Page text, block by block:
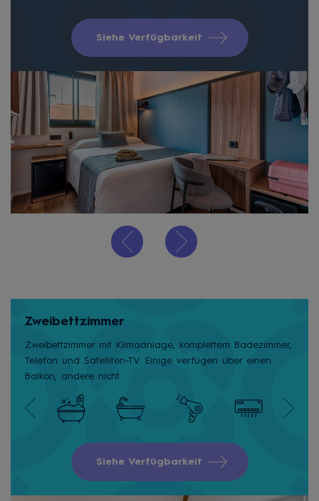
Siehe Verfügbarkeit
Zweibettzimmer
Zweibettzimmer mit Klimaanlage, komplettem Badezimmer,
Telefon und Satelliten-TV. Einige verfügen über einen
Balkon, andere nicht.
Siehe Verfügbarkeit